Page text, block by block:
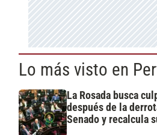
Lo más visto en
La Rosada busca
después de la
Senado y recalcula